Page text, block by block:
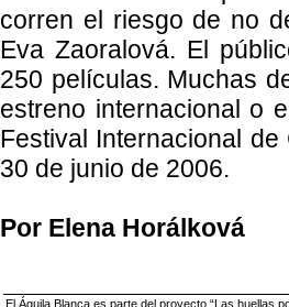
corren el riesgo de no
Eva Zaoralová. El
250 películas. Muchas
estreno internacional o
Festival Internacional
30 de junio de 2006.
Por Elena Horálková
El Águila Blanca es parte del proyecto “Las huellas